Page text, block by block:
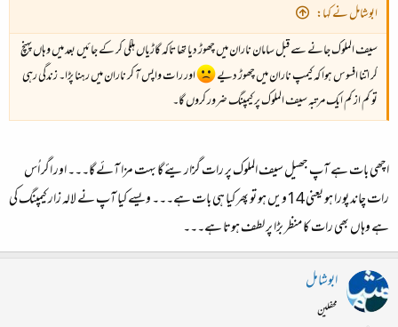
ابوشامل نے کہا:
سیف الملوک جانے سے قبل سامان ناران میں چھوڑ دیا تھا تاکہ گاڑیاں ہلکی کر کے جائیں بعد میں وہاں پہنچ
کر اتنا افسوس ہوا کہ کیمپ ناران میں چھوڑ دیے
اور رات واپس آ کر ناران میں رہنا پڑا۔ زندگی رہی
تو کم از کم ایک مرتبہ سیف الملوک پر کیمپنگ ضرور کروں گا۔
اچھی بات ہے آپ جھیل سیف الملوک پر رات گزاریئے گا بہت مزا آئے گا۔۔۔ اور اگر اُس
رات چاند پورا ہو یعنی 14ویں ہو تو پھر کیا ہی بات ہے۔۔۔ ویسے کیا آپ نے لالہ زار کیمپنگ کی
ہے وہاں بھی رات کا منظر بڑا پر لطف ہوتا ہے۔۔۔
ابوشامل
محفلین